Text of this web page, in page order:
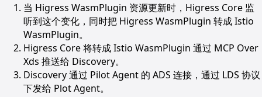
当 Higress WasmPlugin 资源更新时，Higress Core 监
听到这个变化，同时把 Higress WasmPlugin 转成 Istio
WasmPlugin。
Higress Core 将转成 Istio WasmPlugin 通过 MCP Over
Xds 推送给 Discovery。
Discovery 通过 Pilot Agent 的 ADS 连接，通过 LDS 协议
下发给 Plot Agent。